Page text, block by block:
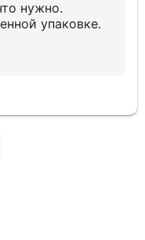
нужно.
упаковке.